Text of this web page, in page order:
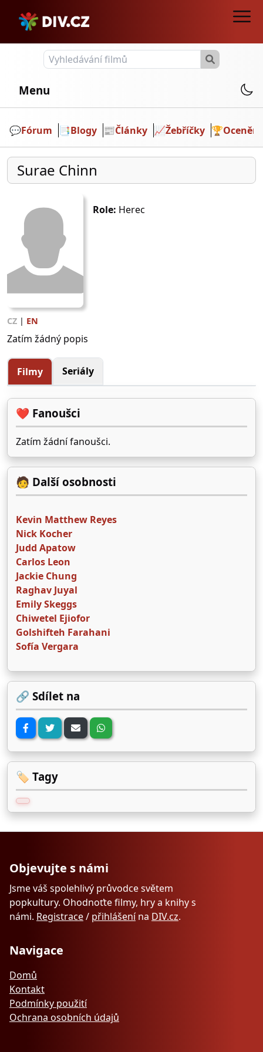
Menu
💬️Fórum 📑Blogy 📰Články 📈Žebříčky 🏆Ocenění
Surae Chinn
Role: Herec
CZ | EN
Zatím žádný popis
Filmy Seriály
❤️ Fanoušci
Zatím žádní fanoušci.
🧑 Další osobnosti
Kevin Matthew Reyes
Nick Kocher
Judd Apatow
Carlos Leon
Jackie Chung
Raghav Juyal
Emily Skeggs
Chiwetel Ejiofor
Golshifteh Farahani
Sofía Vergara
🔗 Sdílet na
🏷️ Tagy
Objevujte s námi
Jsme váš spolehlivý průvodce světem
popkultury. Ohodnoťte filmy, hry a knihy s
námi. Registrace/ přihlášenína DIV.cz.
Navigace
Domů
Kontakt
Podmínky použití
Ochrana osobních údajů